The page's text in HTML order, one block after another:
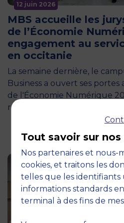
12 juin 2026
MBS accueille les
de l’Économie
engagement au
en occitanie
La semaine dernière, le
Business a ouvert ses
de l'Économie Numérique
régionale…
Tout savoir sur
Nos partenaires et nous-
cookies, et traitons les
telles que les identifiants
informations standards
terminal à des fins de